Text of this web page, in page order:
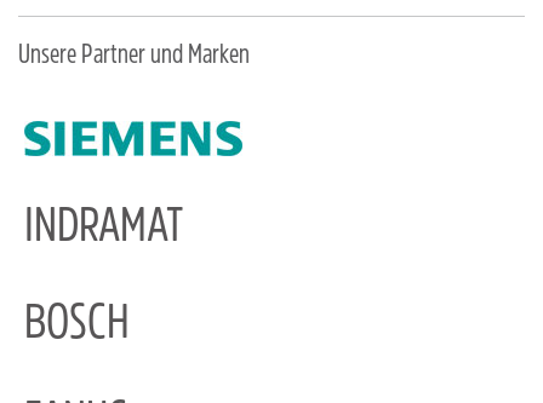
Unsere Partner und Marken
INDRAMAT
BOSCH